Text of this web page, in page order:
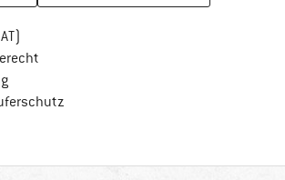
Gehe hier zu den Rückgabe-Richtlinien
Finde die Zahlungs-Infos hier! Öffnet sich in
Finde alle Infos hier!